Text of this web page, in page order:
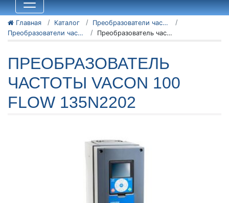
Главная Каталог
Преобразователи частоты Vacon
Преобразователи частоты Vacon серии 100 Flow
Преобразователь частоты Vacon 100 Flow 135N2202
ПРЕОБРАЗОВАТЕЛЬ
ЧАСТОТЫ VACON 100
FLOW 135N2202